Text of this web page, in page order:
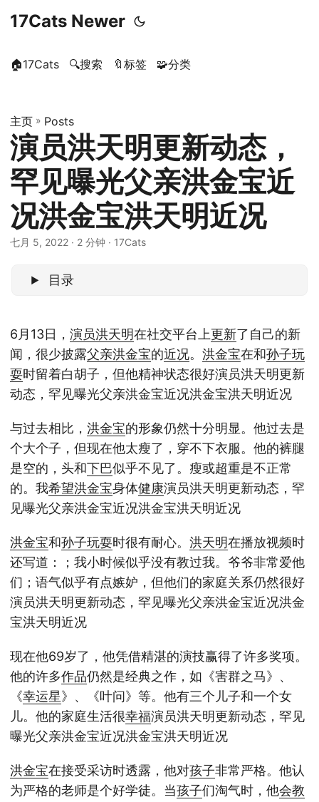
17Cats Newer
🏠17Cats 🔍搜索 🔖标签 🧩分类
主页 » Posts
演员洪天明更新动态，
罕见曝光父亲洪金宝近
况洪金宝洪天明近况
七月 5, 2022 · 2 分钟 · 17Cats
目录
6月13日， 演员洪天明在社交平台上更新了自己的新
闻，很少披露父亲洪金宝的近况。 洪金宝在和孙子玩
耍时留着白胡子，但他精神状态很好演员洪天明更新
动态，罕见曝光父亲洪金宝近况洪金宝洪天明近况
与过去相比， 洪金宝的形象仍然十分明显。他过去是
个大个子，但现在他太瘦了，穿不下衣服。他的裤腿
是空的，头和下巴似乎不见了。瘦或超重是不正常
的。我希望洪金宝身体健康演员洪天明更新动态，罕
见曝光父亲洪金宝近况洪金宝洪天明近况
洪金宝和孙子玩耍时很有耐心。 洪天明在播放视频时
还写道：；我小时候似乎没有教过我。爷爷非常爱他
们；语气似乎有点嫉妒，但他们的家庭关系仍然很好
演员洪天明更新动态，罕见曝光父亲洪金宝近况洪金
宝洪天明近况
现在他69岁了，他凭借精湛的演技赢得了许多奖项。
他的许多作品仍然是经典之作，如《害群之马》、
《幸运星》、《叶问》等。他有三个儿子和一个女
儿。他的家庭生活很幸福演员洪天明更新动态，罕见
曝光父亲洪金宝近况洪金宝洪天明近况
洪金宝在接受采访时透露，他对孩子非常严格。他认
为严格的老师是个好学徒。当孩子们淘气时，他会教